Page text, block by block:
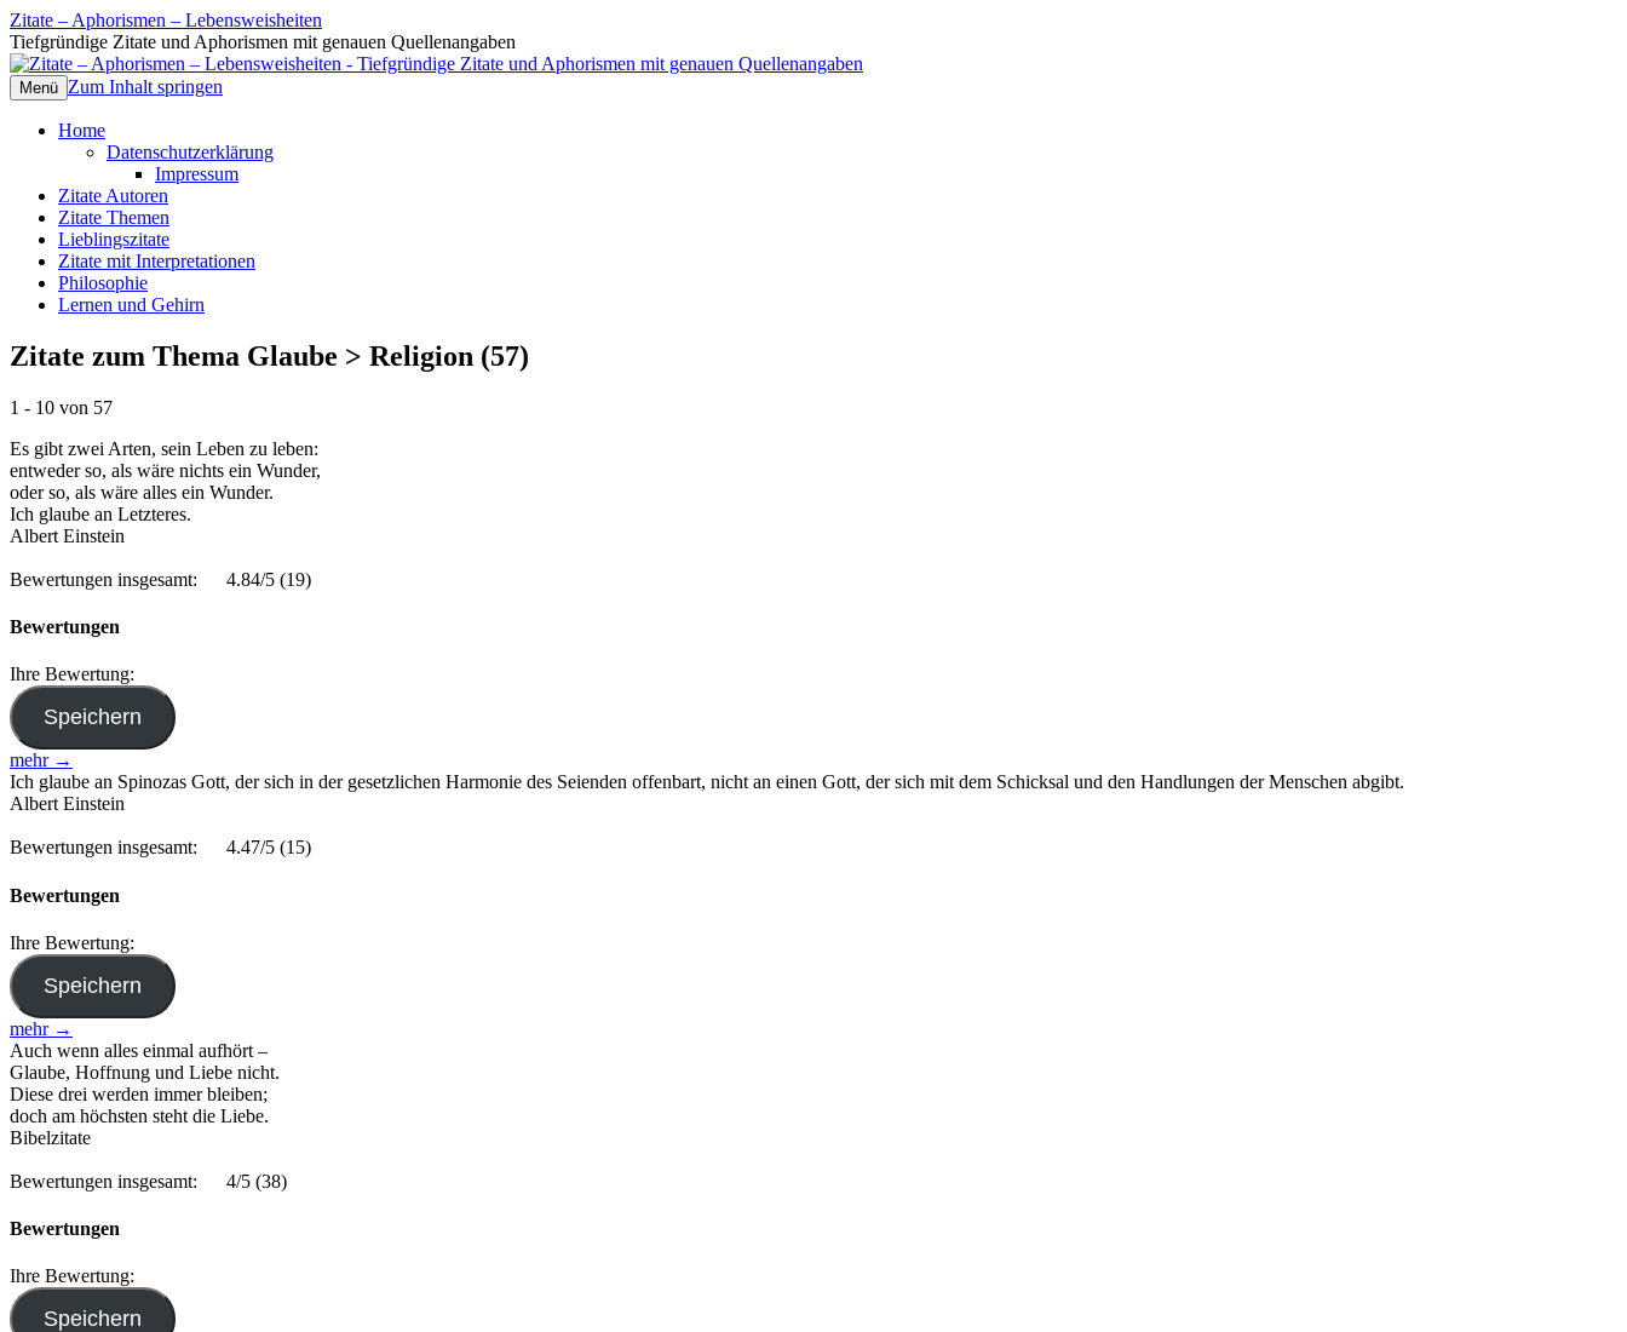
Zitate – Aphorismen – Lebensweisheiten
Tiefgründige Zitate und Aphorismen mit genauen Quellenangaben
Menü Zum Inhalt springen
Home
Datenschutzerklärung
Impressum
Zitate Autoren
Zitate Themen
Lieblingszitate
Zitate mit Interpretationen
Philosophie
Lernen und Gehirn
Zitate zum Thema Glaube > Religion (57)
1 - 10 von 57
Es gibt zwei Arten, sein Leben zu leben:
entweder so, als wäre nichts ein Wunder,
oder so, als wäre alles ein Wunder.
Ich glaube an Letzteres.
Albert Einstein
Bewertungen insgesamt: 4.84/5 (19)
Bewertungen
Ihre Bewertung:
mehr →
Ich glaube an Spinozas Gott, der sich in der gesetzlichen Harmonie des Seienden offenbart, nicht an einen Gott, der sich mit dem Schicksal und den Handlungen der Menschen abgibt.
Albert Einstein
Bewertungen insgesamt: 4.47/5 (15)
Bewertungen
Ihre Bewertung:
mehr →
Auch wenn alles einmal aufhört –
Glaube, Hoffnung und Liebe nicht.
Diese drei werden immer bleiben;
doch am höchsten steht die Liebe.
Bibelzitate
Bewertungen insgesamt: 4/5 (38)
Bewertungen
Ihre Bewertung: